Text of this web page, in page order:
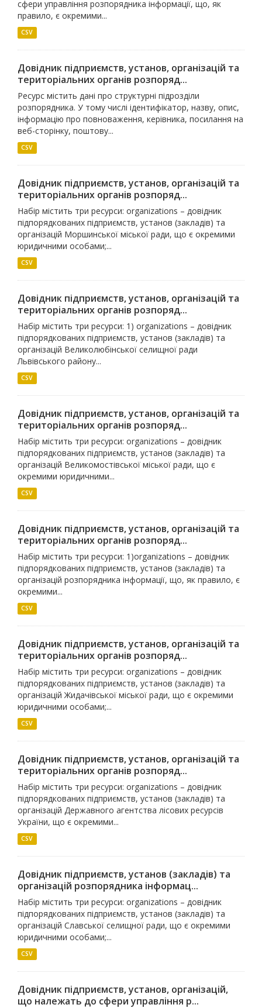
сфери управління розпорядника інформації, що, як
правило, є окремими...
CSV
Довідник підприємств, установ, організацій та
територіальних органів розпоряд...
Ресурс містить дані про структурні підрозділи
розпорядника. У тому числі ідентифікатор, назву, опис,
інформацію про повноваження, керівника, посилання на
веб-сторінку, поштову...
CSV
Довідник підприємств, установ, організацій та
територіальних органів розпоряд...
Набір містить три ресурси: organizations – довідник
підпорядкованих підприємств, установ (закладів) та
організацій Моршинської міської ради, що є окремими
юридичними особами;...
CSV
Довідник підприємств, установ, організацій та
територіальних органів розпоряд...
Набір містить три ресурси: 1) organizations – довідник
підпорядкованих підприємств, установ (закладів) та
організацій Великолюбінської селищної ради
Львівського району...
CSV
Довідник підприємств, установ, організацій та
територіальних органів розпоряд...
Набір містить три ресурси: organizations – довідник
підпорядкованих підприємств, установ (закладів) та
організацій Великомостівської міської ради, що є
окремими юридичними...
CSV
Довідник підприємств, установ, організацій та
територіальних органів розпоряд...
Набір містить три ресурси: 1)organizations – довідник
підпорядкованих підприємств, установ (закладів) та
організацій розпорядника інформації, що, як правило, є
окремими...
CSV
Довідник підприємств, установ, організацій та
територіальних органів розпоряд...
Набір містить три ресурси: organizations – довідник
підпорядкованих підприємств, установ (закладів) та
організацій Жидачівської міської ради, що є окремими
юридичними особами;...
CSV
Довідник підприємств, установ, організацій та
територіальних органів розпоряд...
Набір містить три ресурси: organizations – довідник
підпорядкованих підприємств, установ (закладів) та
організацій Державного агентства лісових ресурсів
України, що є окремими...
CSV
Довідник підприємств, установ (закладів) та
організацій розпорядника інформац...
Набір містить три ресурси: organizations – довідник
підпорядкованих підприємств, установ (закладів) та
організацій Славської селищної ради, що є окремими
юридичними особами;...
CSV
Довідник підприємств, установ, організацій,
що належать до сфери управління р...